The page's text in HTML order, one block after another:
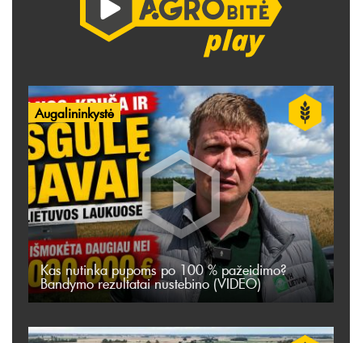
Augalininkystė
Kas nutinka pupoms po 100 % pažeidimo?
Bandymo rezultatai nustebino (VIDEO)